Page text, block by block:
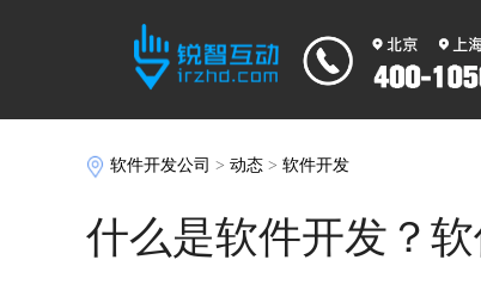
软件开发公司 >动态 >软件开发
什么是软件开发？